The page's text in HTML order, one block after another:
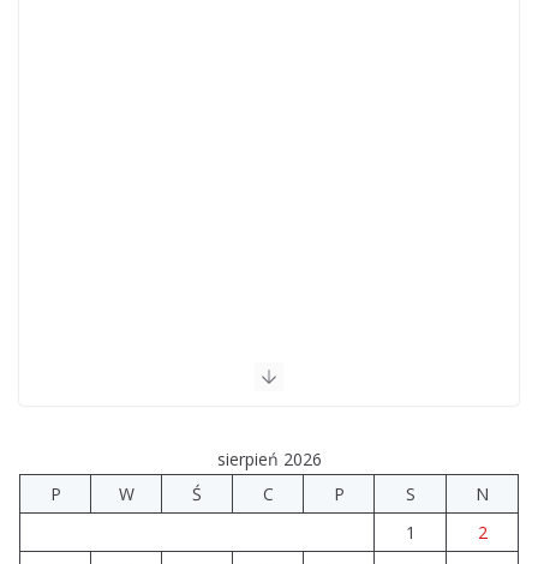
sierpień 2026
P
W Ś C P S
N
1
2